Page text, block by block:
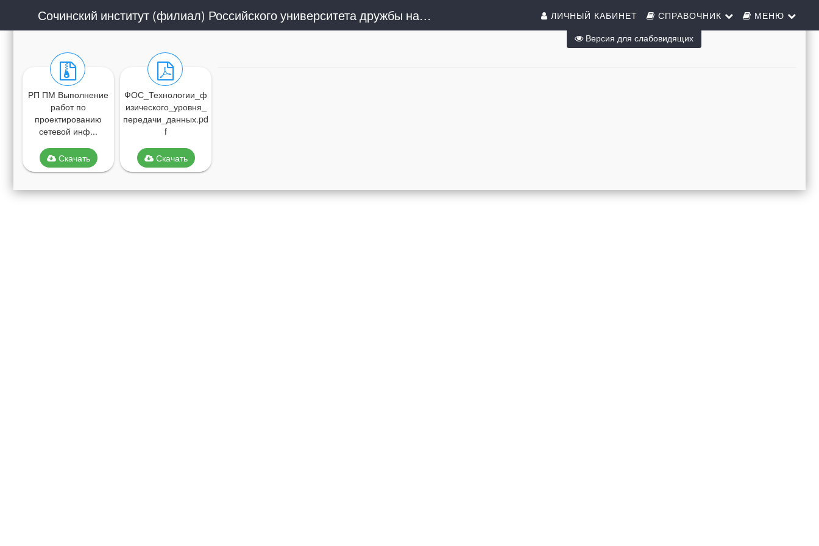
Сочинский институт (филиал) Российского университета дружбы народов им. Патриса Лумумбы ЛИЧНЫЙ КАБИНЕТ СПРАВОЧНИК МЕНЮ
РП ПМ Выполнение
работ по
проектированию
сетевой инф...
Скачать
ФОС_Технологии_ф
изического_уровня_
передачи_данных.pd
f
Скачать
Версия для слабовидящих